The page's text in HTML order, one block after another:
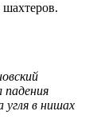
падения
угля в нишах